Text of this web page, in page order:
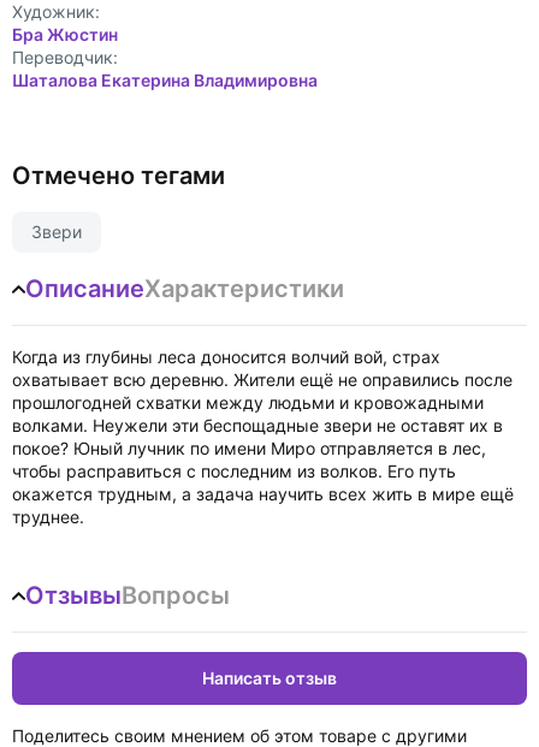
Художник:
Бра Жюстин
Переводчик:
Шаталова Екатерина Владимировна
Отмечено тегами
Звери
ОписаниеХарактеристики
Когда из глубины леса доносится волчий вой, страх
охватывает всю деревню. Жители ещё не оправились после
прошлогодней схватки между людьми и кровожадными
волками. Неужели эти беспощадные звери не оставят их в
покое? Юный лучник по имени Миро отправляется в лес,
чтобы расправиться с последним из волков. Его путь
окажется трудным, а задача научить всех жить в мире ещё
труднее.
ОтзывыВопросы
Написать отзыв
Поделитесь своим мнением об этом товаре с другими